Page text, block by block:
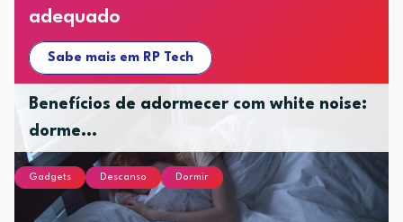
adequado
Sabe mais em RP Tech
Benefícios de adormecer com white noise:
dorme...
Gadgets Descanso Dormir